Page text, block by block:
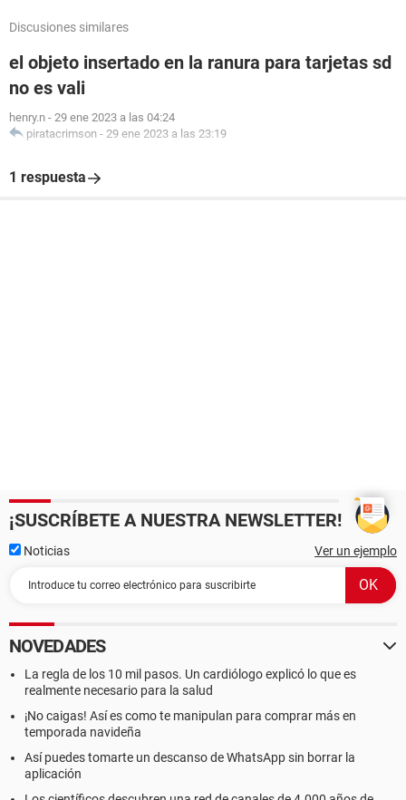
Discusiones similares
el objeto insertado en la ranura para tarjetas sd
no es vali
henry.n - 29 ene 2023 a las 04:24
piratacrimson - 29 ene 2023 a las 23:19
1 respuesta
¡SUSCRÍBETE A NUESTRA NEWSLETTER!
Noticias Ver un ejemplo
NOVEDADES
La regla de los 10 mil pasos. Un cardiólogo explicó lo que es
realmente necesario para la salud
¡No caigas! Así es como te manipulan para comprar más en
temporada navideña
Así puedes tomarte un descanso de WhatsApp sin borrar la
aplicación